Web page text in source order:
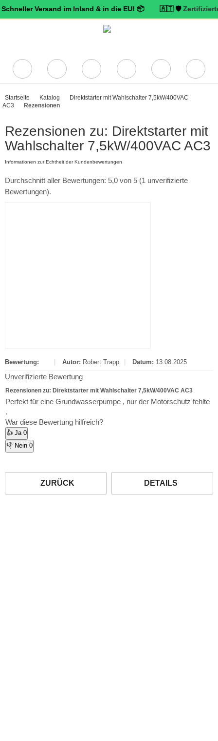
Versand im Inland & in die EU! 📦 🇦🇹 🛡️ Zertifizierter
Startseite Katalog
Direktstarter mit Wahlschalter 7,5kW/400VAC
AC3
Rezensionen
Rezensionen zu: Direktstarter mit
Wahlschalter 7,5kW/400VAC AC3
Informationen zur Echtheit der Kundenbewertungen
Durchschnitt aller Bewertungen: 5,0 von 5 (1 unverifizierte
Bewertungen).
Bewertung: Autor: Robert Trapp Datum: 13.08.2025
Unverifizierte Bewertung
Rezensionen zu: Direktstarter mit Wahlschalter 7,5kW/400VAC AC3
Perfekt für eine Grundwasserpumpe , nur der Motorschutz fehlte
.
War diese Bewertung hilfreich?
👍 Ja 0
👎 Nein 0
ZURÜCK DETAILS